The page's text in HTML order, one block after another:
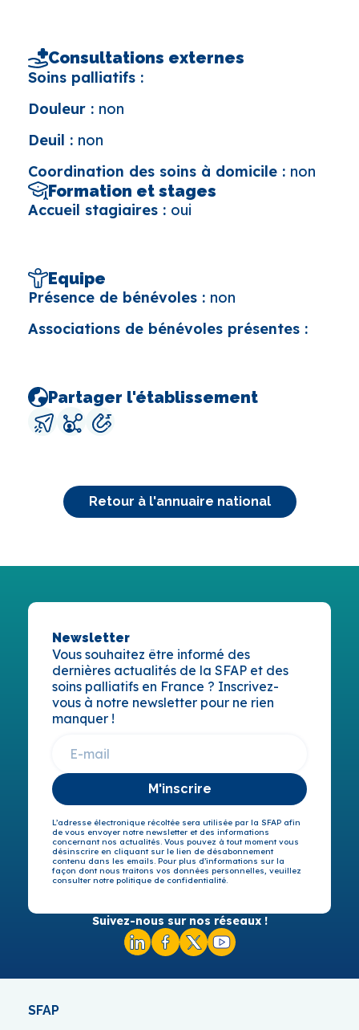
Consultations externes
Soins palliatifs :
Douleur : non
Deuil : non
Coordination des soins à domicile : non
Formation et stages
Accueil stagiaires : oui
Equipe
Présence de bénévoles : non
Associations de bénévoles présentes :
Partager l'établissement
Retour à l'annuaire national
Newsletter
Vous souhaitez être informé des
dernières actualités de la SFAP et des
soins palliatifs en France ? Inscrivez-
vous à notre newsletter pour ne rien
manquer !
M'inscrire
L’adresse électronique récoltée sera utilisée par la SFAP afin
de vous envoyer notre newsletter et des informations
concernant nos actualités. Vous pouvez à tout moment vous
désinscrire en cliquant sur le lien de désabonnement
contenu dans les emails. Pour plus d’informations sur la
façon dont nous traitons vos données personnelles, veuillez
consulter notre politique de confidentialité.
Suivez-nous sur nos réseaux !
SFAP